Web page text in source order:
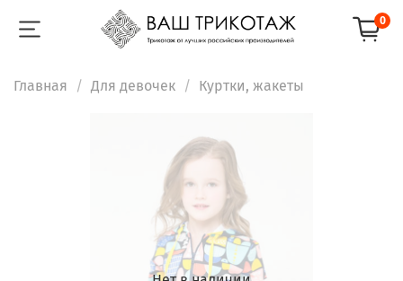
0
Главная Для девочек Куртки, жакеты